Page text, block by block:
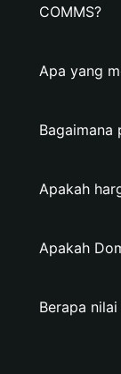
COMMS?
Apa yang
Bagaimana
Apakah
Apakah
Berapa